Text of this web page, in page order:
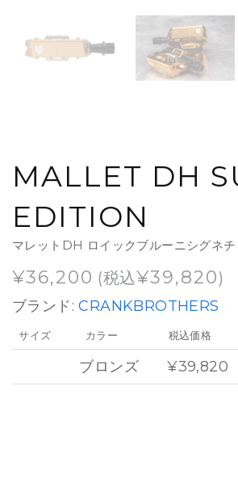
MALLET DH
EDITION
マレットDH ロイックブルーニシグネ
¥36,200 (税込¥39,820)
ブランド:CRANKBROTHERS
サイズ カラー
ブロンズ
税込価格
¥39,820